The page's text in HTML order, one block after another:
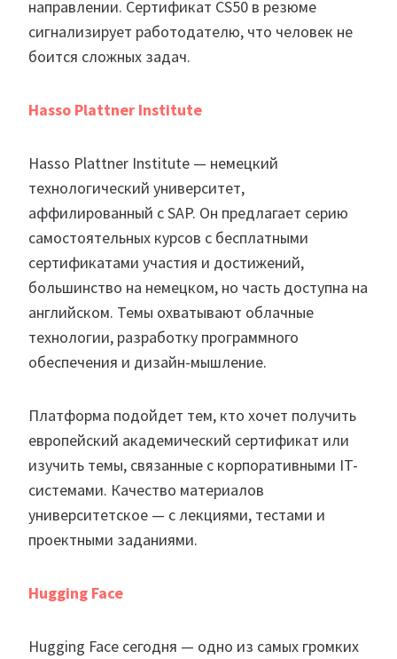
направлении. Сертификат CS50 в резюме
сигнализирует работодателю, что человек не
боится сложных задач.
Hasso Plattner Institute
Hasso Plattner Institute — немецкий
технологический университет,
аффилированный с SAP. Он предлагает серию
самостоятельных курсов с бесплатными
сертификатами участия и достижений,
большинство на немецком, но часть доступна на
английском. Темы охватывают облачные
технологии, разработку программного
обеспечения и дизайн-мышление.
Платформа подойдет тем, кто хочет получить
европейский академический сертификат или
изучить темы, связанные с корпоративными IT-
системами. Качество материалов
университетское — с лекциями, тестами и
проектными заданиями.
Hugging Face
Hugging Face сегодня — одно из самых громких